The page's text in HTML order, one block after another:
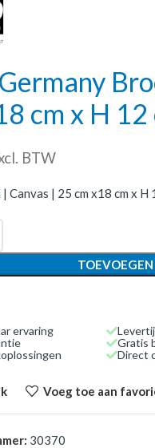
cm x H 12
BTW
Canvas | 25 cm x18 cm x H
ervaring
Gratis
Direct
Voeg toe aan
30370